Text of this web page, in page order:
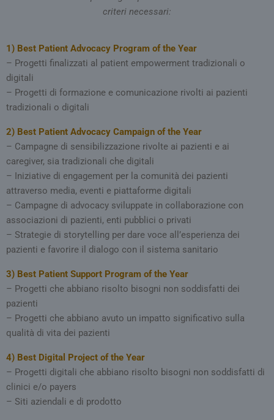
criteri necessari:
1) Best Patient Advocacy Program of the Year
– Progetti finalizzati al patient empowerment tradizionali o
digitali
– Progetti di formazione e comunicazione rivolti ai pazienti
tradizionali o digitali
2) Best Patient Advocacy Campaign of the Year
– Campagne di sensibilizzazione rivolte ai pazienti e ai
caregiver, sia tradizionali che digitali
– Iniziative di engagement per la comunità dei pazienti
attraverso media, eventi e piattaforme digitali
– Campagne di advocacy sviluppate in collaborazione con
associazioni di pazienti, enti pubblici o privati
– Strategie di storytelling per dare voce all’esperienza dei
pazienti e favorire il dialogo con il sistema sanitario
3) Best Patient Support Program of the Year
– Progetti che abbiano risolto bisogni non soddisfatti dei
pazienti
– Progetti che abbiano avuto un impatto significativo sulla
qualità di vita dei pazienti
4) Best Digital Project of the Year
– Progetti digitali che abbiano risolto bisogni non soddisfatti di
clinici e/o payers
– Siti aziendali e di prodotto